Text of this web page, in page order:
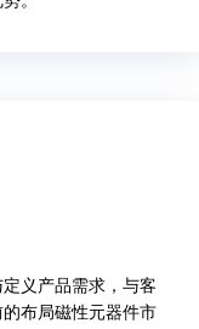
义产品需求，与客
布局磁性元器件市